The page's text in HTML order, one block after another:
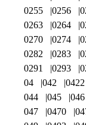
0255
0256
0263
0264
0270
0274
0282
0283
0291
0293
04
042 0422
044
045 046
047
0470